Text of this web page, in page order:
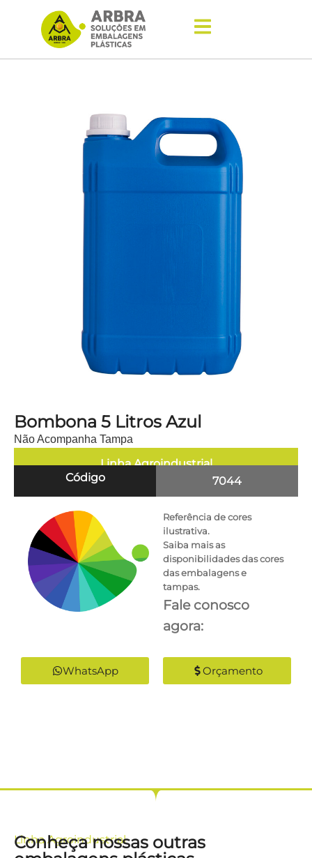
Bombona 5 Litros Azul
Não Acompanha Tampa
Linha Agroindustrial
Código
7044
Referência de cores
ilustrativa.
Saiba mais as
disponibilidades das cores
das embalagens e
tampas.
Fale conosco
agora:
WhatsApp Orçamento
LinhaAgroindustrial
Conheça nossas outras